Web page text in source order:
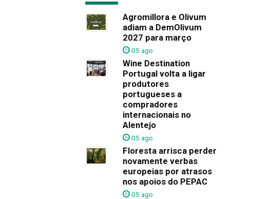
Agromillora e Olivum
adiam a DemOlivum
2027 para março
05 ago
Wine Destination
Portugal volta a ligar
produtores
portugueses a
compradores
internacionais no
Alentejo
05 ago
Floresta arrisca perder
novamente verbas
europeias por atrasos
nos apoios do PEPAC
05 ago